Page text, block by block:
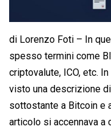
di Lorenzo Foti – In
spesso termini come
criptovalute, ICO, etc.
visto una descrizione
sottostante a Bitcoin e
articolo si accennava a